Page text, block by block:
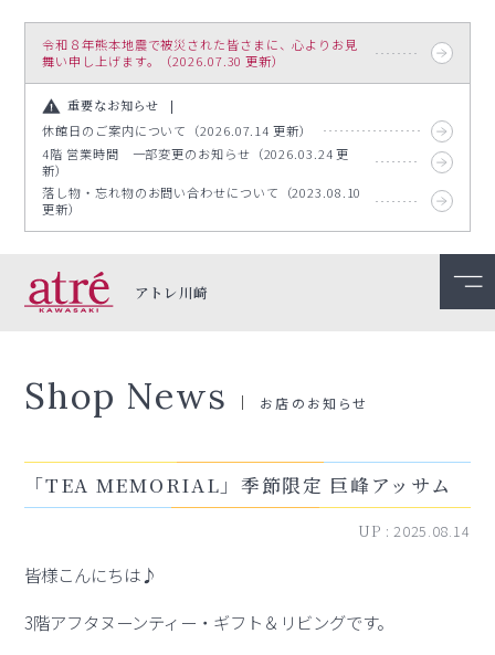
令和８年熊本地震で被災された皆さまに、心よりお見
舞い申し上げます。（2026.07.30 更新）
重要なお知らせ
休館日のご案内について（2026.07.14 更新）
4階 営業時間 一部変更のお知らせ（2026.03.24 更
新）
落し物・忘れ物のお問い合わせについて（2023.08.10
更新）
アトレ川崎
Shop News お店のお知らせ
「TEA MEMORIAL」季節限定 巨峰アッサム
UP :2025.08.14
皆様こんにちは♪
3階アフタヌーンティー・ギフト＆リビングです。